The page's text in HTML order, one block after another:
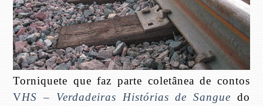
Torniquete que faz parte coletânea de contos
VHS – Verdadeiras Histórias de Sangue do